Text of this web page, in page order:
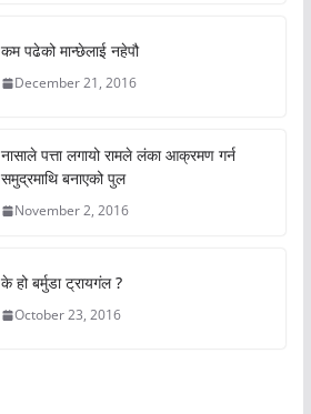
कम पढेको मान्छेलाई नहेपौ
December 21, 2016
नासाले पत्ता लगायो रामले लंका आक्रमण गर्न
समुद्रमाथि बनाएको पुल
November 2, 2016
के हो बर्मुडा ट्रायगंल ?
October 23, 2016